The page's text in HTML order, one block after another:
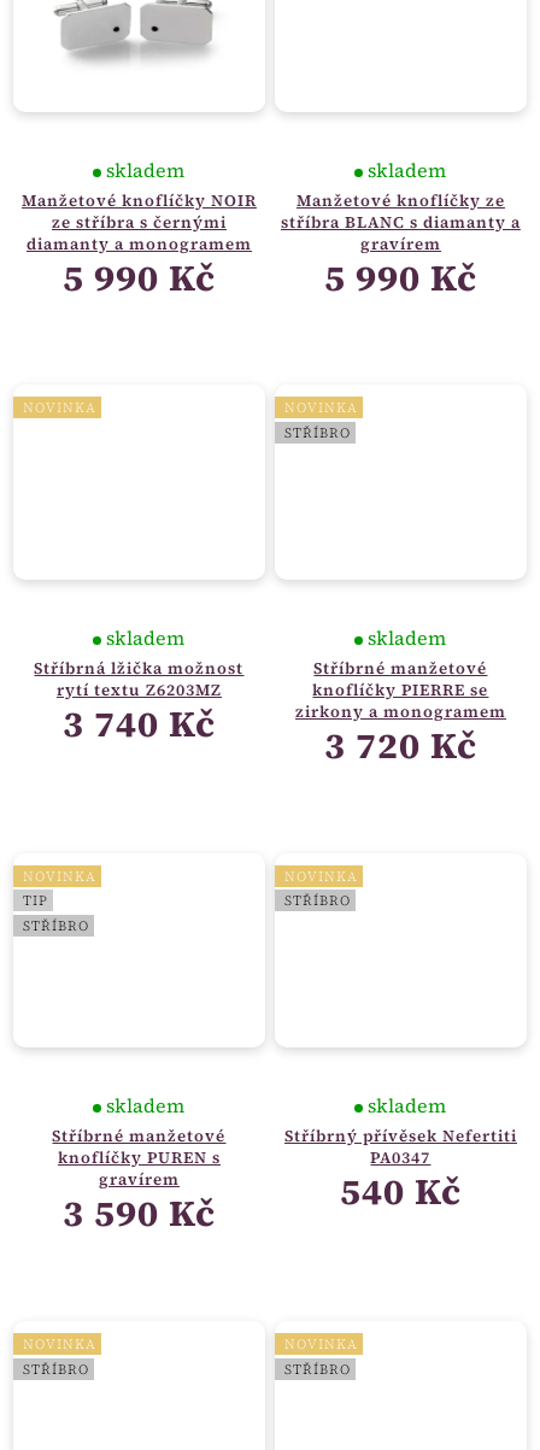
Manžetové knoflíčky NOIR
ze stříbra s černými
diamanty a monogramem
skladem
5 990 Kč
Manžetové knoflíčky ze
stříbra BLANC s diamanty a
gravírem
skladem
5 990 Kč
NOVINKA
Stříbrná lžička možnost
rytí textu Z6203MZ
skladem
3 740 Kč
NOVINKA
STŘÍBRO
Stříbrné manžetové
knoflíčky PIERRE se
zirkony a monogramem
skladem
3 720 Kč
NOVINKA
TIP
STŘÍBRO
Stříbrné manžetové
knoflíčky PUREN s
gravírem
skladem
3 590 Kč
NOVINKA
STŘÍBRO
Stříbrný přívěsek Nefertiti
PA0347
skladem
540 Kč
NOVINKA
STŘÍBRO
NOVINKA
STŘÍBRO